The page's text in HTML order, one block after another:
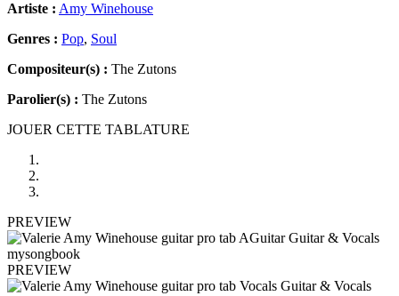
Artiste : Amy Winehouse
Genres : Pop, Soul
Compositeur(s) : The Zutons
Parolier(s) : The Zutons
JOUER CETTE TABLATURE
PREVIEW
PREVIEW